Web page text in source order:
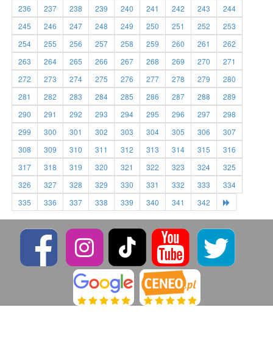
236
237 238 239 240 241 242 243
244
245
246 247 248 249 250 251 252
253
254
255 256 257 258 259 260 261
262
263
264 265 266 267 268 269 270
271
272
273 274 275 276 277 278 279
280
281
282 283 284 285 286 287 288
289
290
291 292 293 294 295 296 297
298
299
300 301 302 303 304 305 306
307
308
309 310 311 312 313 314 315
316
317
318 319 320 321 322 323 324
325
326
327 328 329 330 331 332 333
334
335
336 337 338 339 340 341 342